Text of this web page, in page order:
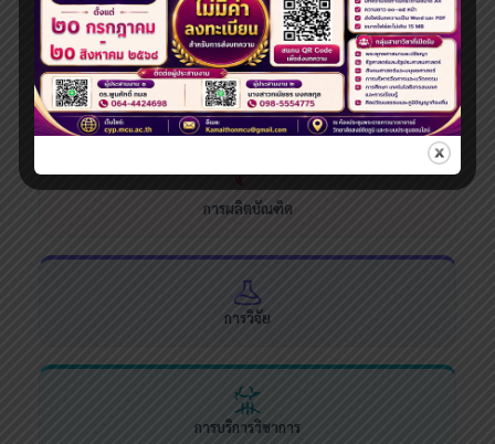
ระบบสารสนเทศและบริการออนไลน์
การผลิตบัณฑิต
การวิจัย
การบริการวิชาการ